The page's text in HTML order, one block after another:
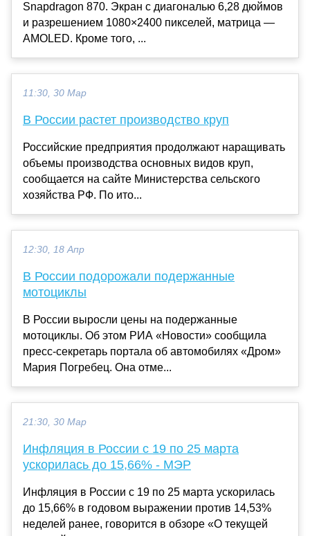
Snapdragon 870. Экран с диагональю 6,28 дюймов
и разрешением 1080×2400 пикселей, матрица —
AMOLED. Кроме того, ...
11:30, 30 Мар
В России растет производство круп
Российские предприятия продолжают наращивать
объемы производства основных видов круп,
сообщается на сайте Министерства сельского
хозяйства РФ. По ито...
12:30, 18 Апр
В России подорожали подержанные
мотоциклы
В России выросли цены на подержанные
мотоциклы. Об этом РИА «Новости» сообщила
пресс-секретарь портала об автомобилях «Дром»
Мария Погребец. Она отме...
21:30, 30 Мар
Инфляция в России с 19 по 25 марта
ускорилась до 15,66% - МЭР
Инфляция в России с 19 по 25 марта ускорилась
до 15,66% в годовом выражении против 14,53%
неделей ранее, говорится в обзоре «О текущей